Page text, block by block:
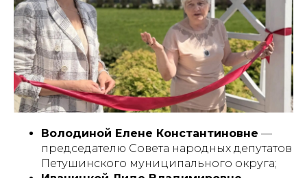
Володиной Елене Константиновне —
председателю Совета народных депутатов
Петушинского муниципального округа;